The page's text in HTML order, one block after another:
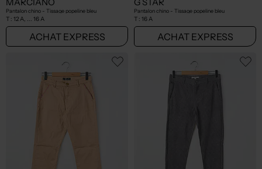
Pantalon chino - Tissage popeline bleu
T : 12 A, ... 16 A
ACHAT EXPRESS
Pantalon chino - Tissage popeline bleu
T : 16 A
ACHAT EXPRESS